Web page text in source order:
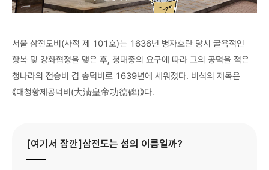
서울 삼전도비(사적 제 101호)는 1636년 병자호란 당시 굴욕적인
항복 및 강화협정을 맺은 후, 청태종의 요구에 따라 그의 공덕을 적은
청나라의 전승비 겸 송덕비로 1639년에 세워졌다. 비석의 제목은
《대청황제공덕비(大淸皇帝功德碑)》다.
[여기서 잠깐]삼전도는 섬의 이름일까?